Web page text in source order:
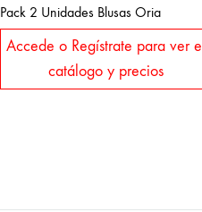
Pack 2 Unidades Blusas Oria
Accede o Regístrate para ver el
catálogo y precios